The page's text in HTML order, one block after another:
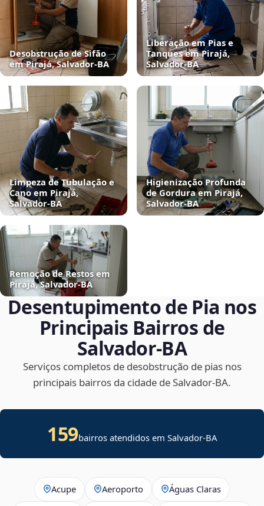
Desobstrução de Sifão
em Pirajá, Salvador‑BA
Liberação em Pias e
Tanques em Pirajá,
Salvador‑BA
Limpeza de Tubulação e
Cano em Pirajá,
Salvador‑BA
Higienização Profunda
de Gordura em Pirajá,
Salvador‑BA
Remoção de Restos em
Pirajá, Salvador‑BA
Desentupimento de Pia nos
Principais Bairros de
Salvador‑BA
Serviços completos de desobstrução de pias nos
principais bairros da cidade de Salvador‑BA.
159bairros atendidos em Salvador-BA
Acupe Aeroporto Águas Claras